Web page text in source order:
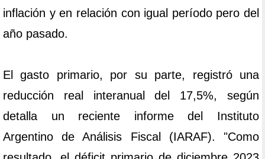
inflación y en relación con igual período pero del
año pasado.
El gasto primario, por su parte, registró una
reducción real interanual del 17,5%, según
detalla un reciente informe del Instituto
Argentino de Análisis Fiscal (IARAF). "Como